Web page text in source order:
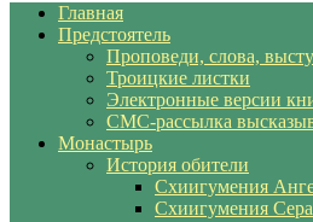
Главная
Предстоятель
Проповеди, слова,
Троицкие листки
Электронные версии
СМС-рассылка
Монастырь
История обители
Схиигумения
Схиигумения